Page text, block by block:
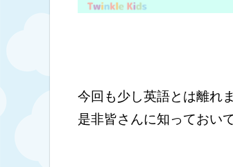
今回も少し英語とは離れ
是非皆さんに知っておい